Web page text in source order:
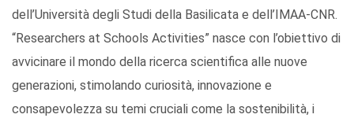
dell’Università degli Studi della Basilicata e dell’IMAA-CNR.
“Researchers at Schools Activities” nasce con l’obiettivo di
avvicinare il mondo della ricerca scientifica alle nuove
generazioni, stimolando curiosità, innovazione e
consapevolezza su temi cruciali come la sostenibilità, i